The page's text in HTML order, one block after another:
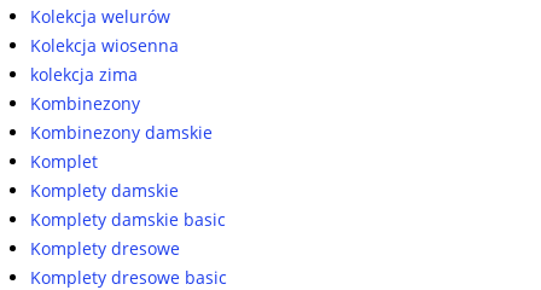
Kolekcja welurów
Kolekcja wiosenna
kolekcja zima
Kombinezony
Kombinezony damskie
Komplet
Komplety damskie
Komplety damskie basic
Komplety dresowe
Komplety dresowe basic